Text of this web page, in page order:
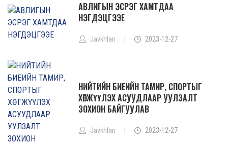
АВЛИГЫН ЭСРЭГ ХАМТДАА
НЭГДЭЦГЭЭЕ
Javkhlan 2023-12-27
НИЙТИЙН БИЕИЙН ТАМИР, СПОРТЫГ
ХӨГЖҮҮЛЭХ АСУУДЛААР УУЛЗАЛТ
ЗОХИОН БАЙГУУЛАВ
Javkhlan 2023-12-27